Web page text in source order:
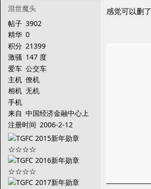
混世魔头
帖子 3902
精华 0
积分 21399
激骚 147 度
爱车 公交车
主机 僚机
相机 无机
手机
来自 中国经济金融中心上
海~~
注册时间 2006-2-12
感觉可以删了